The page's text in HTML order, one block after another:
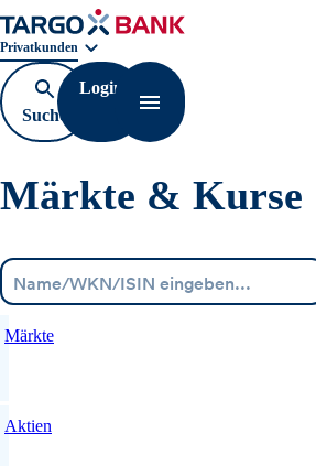
Geschäftsbereichnavigation. Aktuelle Auswahl:
Privatkunden
Suche
öffnen
Login
Navigation öffnen
Märkte & Kurse
Märkte
Aktien